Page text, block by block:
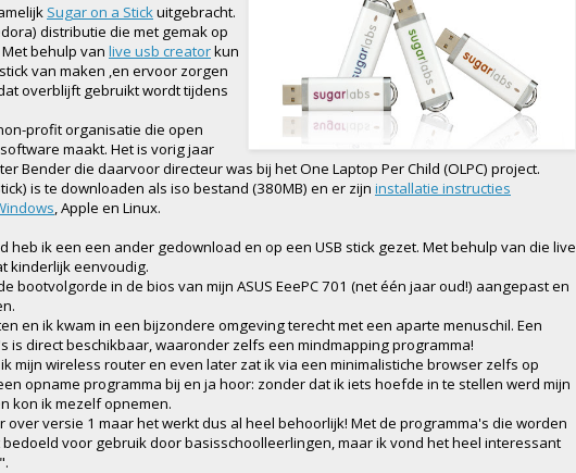
Sugar on a Stickuitgebracht.
distributie die met gemak op
behulp van live usb creatorkun
van maken ,en ervoor zorgen
overblijft gebruikt wordt tijdens
profit organisatie die open
maakt. Het is vorig jaar
Bender die daarvoor directeur was bij het One Laptop Per Child (OLPC) project.
is te downloaden als iso bestand (380MB) en er zijn installatie instructies
, Apple en Linux.
heb ik een een ander gedownload en op een USB stick gezet. Met behulp van die live
kinderlijk eenvoudig.
bootvolgorde in de bios van mijn ASUS EeePC 701 (net één jaar oud!) aangepast en
en ik kwam in een bijzondere omgeving terecht met een aparte menuschil. Een
is direct beschikbaar, waaronder zelfs een mindmapping programma!
mijn wireless router en even later zat ik via een minimalistiche browser zelfs op
opname programma bij en ja hoor: zonder dat ik iets hoefde in te stellen werd mijn
kon ik mezelf opnemen.
over versie 1 maar het werkt dus al heel behoorlijk! Met de programma's die worden
voor gebruik door basisschoolleerlingen, maar ik vond het heel interessant